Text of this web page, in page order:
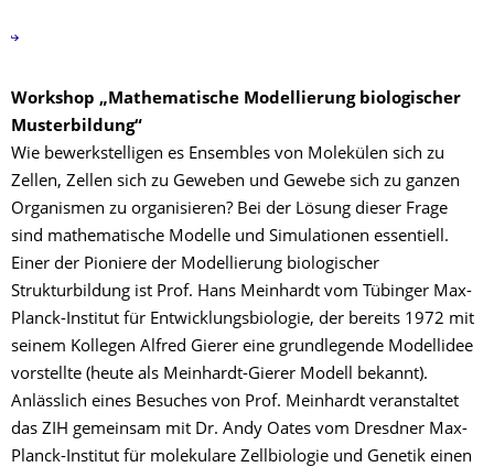
Workshop „Mathematische Modellierung biologischer
Musterbildung“
Wie bewerkstelligen es Ensembles von Molekülen sich zu
Zellen, Zellen sich zu Geweben und Gewebe sich zu ganzen
Organismen zu organisieren? Bei der Lösung dieser Frage
sind mathematische Modelle und Simulationen essentiell.
Einer der Pioniere der Modellierung biologischer
Strukturbildung ist Prof. Hans Meinhardt vom Tübinger Max-
Planck-Institut für Entwicklungsbiologie, der bereits 1972 mit
seinem Kollegen Alfred Gierer eine grundlegende Modellidee
vorstellte (heute als Meinhardt-Gierer Modell bekannt).
Anlässlich eines Besuches von Prof. Meinhardt veranstaltet
das ZIH gemeinsam mit Dr. Andy Oates vom Dresdner Max-
Planck-Institut für molekulare Zellbiologie und Genetik einen